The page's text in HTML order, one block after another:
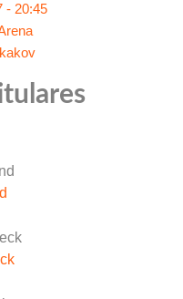
- 20:45